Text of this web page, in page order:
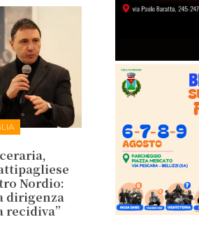
Nordio:
dirigenza
recidiva”